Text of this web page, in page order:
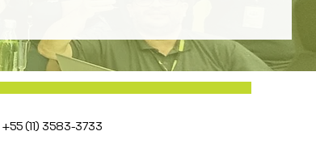
+55 (11) 3583-3733